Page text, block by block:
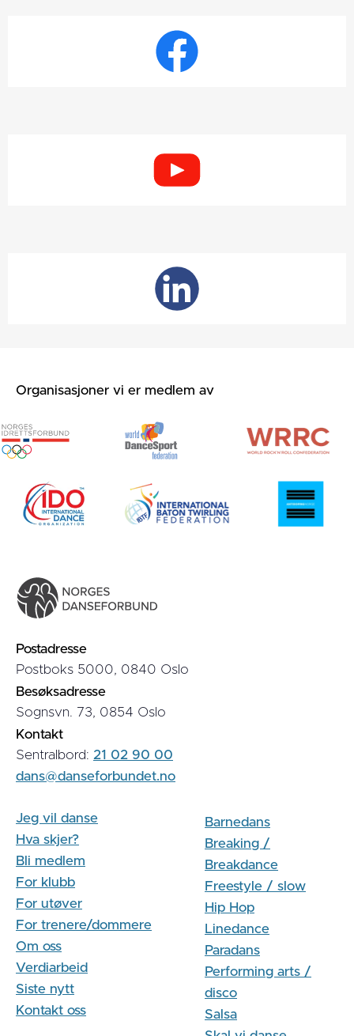
Organisasjoner vi er medlem av
Postadresse
Postboks 5000, 0840 Oslo
Besøksadresse
Sognsvn. 73, 0854 Oslo
Kontakt
Sentralbord: 21 02 90 00
dans@danseforbundet.no
Jeg vil danse
Hva skjer?
Bli medlem
For klubb
For utøver
For trenere/dommere
Om oss
Verdiarbeid
Siste nytt
Kontakt oss
Barnedans
Breaking /
Breakdance
Freestyle / slow
Hip Hop
Linedance
Paradans
Performing arts /
disco
Salsa